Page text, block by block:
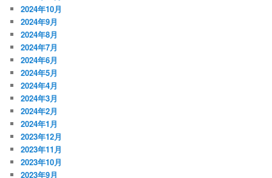
2024年10月
2024年9月
2024年8月
2024年7月
2024年6月
2024年5月
2024年4月
2024年3月
2024年2月
2024年1月
2023年12月
2023年11月
2023年10月
2023年9月